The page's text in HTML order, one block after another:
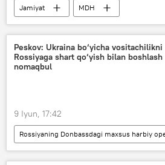
Jamiyat
MDH
terrorchilik uyushmasi
terrorchilar
ekstremizm
Peskov: Ukraina bo‘yicha vositachilikni
Rossiyaga shart qo‘yish bilan boshlash
nomaqbul
9 Iyun, 17:42
Dunyoda
Dunyo yangiliklari